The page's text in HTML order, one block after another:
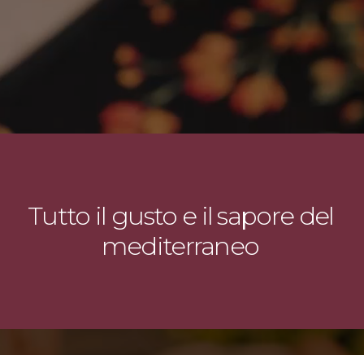
Tutto il gusto e il sapore del
mediterraneo